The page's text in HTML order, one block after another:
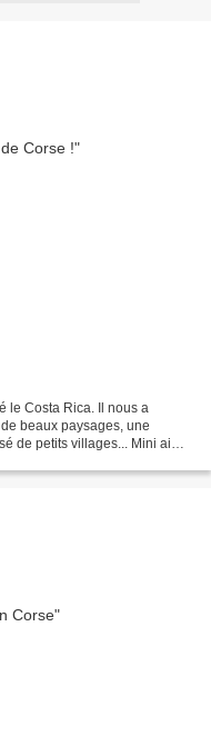
le Costa Rica. Il nous a
beaux paysages, une
de petits villages... Mini aime